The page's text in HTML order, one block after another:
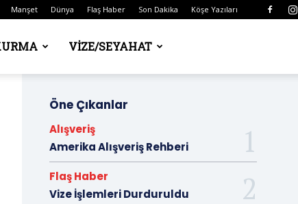
Manşet Dünya Flaş Haber Son Dakika Köşe Yazıları
VIZE/SEYAHAT
Öne Çıkanlar
Alışveriş
Amerika Alışveriş Rehberi
Flaş Haber
Vize İşlemleri Durduruldu